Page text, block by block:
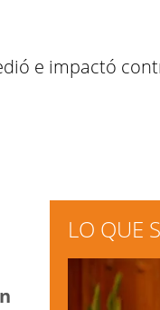
e impactó
LO QUE